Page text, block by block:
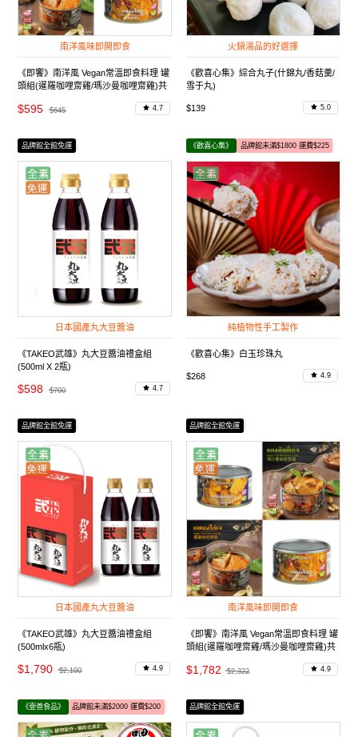
南洋風味即開即食
《即饗》南洋風 Vegan常溫即食料理 罐
頭組(暹羅咖哩齋雞/瑪沙曼咖哩齋雞)共
$595 $645 4.7
火鍋湯品的好選擇
《歡喜心集》綜合丸子(什錦丸/香菇羹/
雪于丸)
$139 5.0
品牌館全館免運
日本國產丸大豆醬油
《TAKEO武雄》丸大豆醬油禮盒組
(500ml X 2瓶)
$598 $700 4.7
《歡喜心集》 品牌館未滿$1800 運費$225
純植物性手工製作
《歡喜心集》白玉珍珠丸
$268 4.9
品牌館全館免運
日本國產丸大豆醬油
《TAKEO武雄》丸大豆醬油禮盒組
(500mlx6瓶)
$1,790 $2,100 4.9
品牌館全館免運
南洋風味即開即食
《即饗》南洋風 Vegan常溫即食料理 罐
頭組(暹羅咖哩齋雞/瑪沙曼咖哩齋雞)共
$1,782 $2,322 4.9
《壹善食品》 品牌館未滿$2000 運費$200 品牌館全館免運